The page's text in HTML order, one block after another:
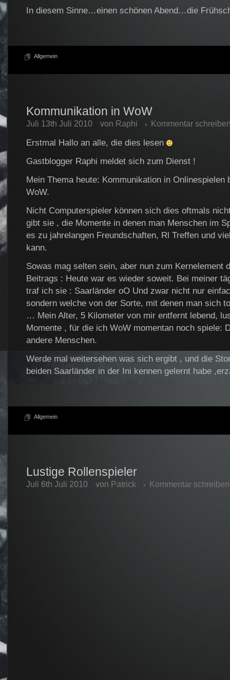
In diesem Sinne…einen schönen Abend…die
Allgemein
Kommunikation in WoW
Juli 13th Juli 2010 von Raphi Kommentar
Erstmal Hallo an alle, die dies lesen
Gastblogger Raphi meldet sich zum Dienst !
Mein Thema heute: Kommunikation in Onlinespielen
WoW.
Nicht Computerspieler können sich dies oftmals
gibt sie , die Momente in denen man Menschen im
es zu jahrelangen Freundschaften, Rl Treffen und
kann.
Sowas mag selten sein, aber nun zum Kernelement
Beitrags : Heute war es wieder soweit. Bei meiner
traf ich sie : Saarländer oO Und zwar nicht nur
sondern welche von der Sorte, mit denen man sich
… Mein Alter, 5 Kilometer von mir entfernt lebend,
Momente , für die ich WoW momentan noch spiele:
andere Menschen.
Werde mal weitersehen was sich ergibt , und die
beiden Saarländer in der Ini kennen gelernt habe
Allgemein
Lustige Rollenspieler
Juli 6th Juli 2010 von Patrick Kommentar schreiben